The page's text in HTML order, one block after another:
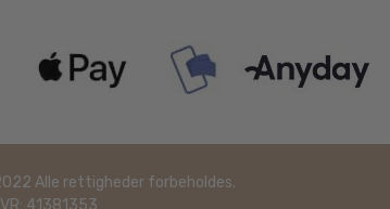
Alle rettigheder forbeholdes.
41381353